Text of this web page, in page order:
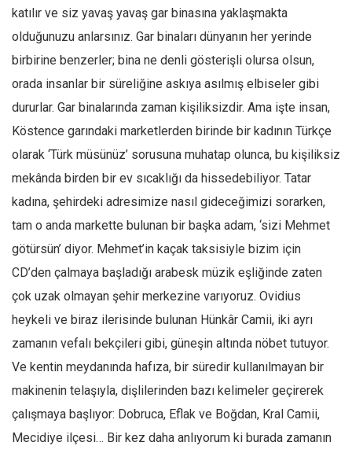
katılır ve siz yavaş yavaş gar binasına yaklaşmakta
olduğunuzu anlarsınız. Gar binaları dünyanın her yerinde
birbirine benzerler; bina ne denli gösterişli olursa olsun,
orada insanlar bir süreliğine askıya asılmış elbiseler gibi
dururlar. Gar binalarında zaman kişiliksizdir. Ama işte insan,
Köstence garındaki marketlerden birinde bir kadının Türkçe
olarak ‘Türk müsünüz’ sorusuna muhatap olunca, bu kişiliksiz
mekânda birden bir ev sıcaklığı da hissedebiliyor. Tatar
kadına, şehirdeki adresimize nasıl gideceğimizi sorarken,
tam o anda markette bulunan bir başka adam, ‘sizi Mehmet
götürsün’ diyor. Mehmet’in kaçak taksisiyle bizim için
CD’den çalmaya başladığı arabesk müzik eşliğinde zaten
çok uzak olmayan şehir merkezine varıyoruz. Ovidius
heykeli ve biraz ilerisinde bulunan Hünkâr Camii, iki ayrı
zamanın vefalı bekçileri gibi, güneşin altında nöbet tutuyor.
Ve kentin meydanında hafıza, bir süredir kullanılmayan bir
makinenin telaşıyla, dişlilerinden bazı kelimeler geçirerek
çalışmaya başlıyor: Dobruca, Eflak ve Boğdan, Kral Camii,
Mecidiye ilçesi… Bir kez daha anlıyorum ki burada zamanın